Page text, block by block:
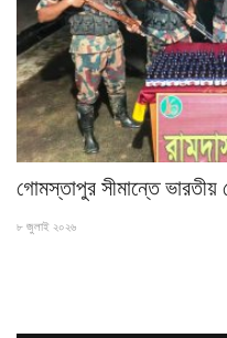
গোমস্তাপুর সীমান্তে ভারতীয়
৮ জুলাই ২০২৬